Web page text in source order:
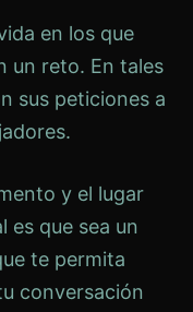
en los que
un reto. En tales
sus peticiones a
y el lugar
es que sea un
te permita
conversación